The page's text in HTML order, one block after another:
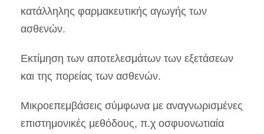
κατάλληλης φαρμακευτικής αγωγής των
ασθενών.
Εκτίμηση των αποτελεσμάτων των εξετάσεων
και της πορείας των ασθενών.
Μικροεπεμβάσεις σύμφωνα με αναγνωρισμένες
επιστημονικές μεθόδους, π.χ οσφυονωτιαία